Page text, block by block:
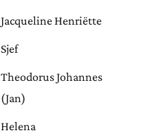
Jacqueline Henriëtte
Sjef
Theodorus Johannes
(Jan)
Helena